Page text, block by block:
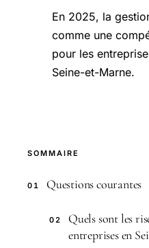
En 2025, la
comme une
pour les
Seine-et-Marne.
SOMMAIRE
01 Questions courantes
02
Quels sont les
entreprises en